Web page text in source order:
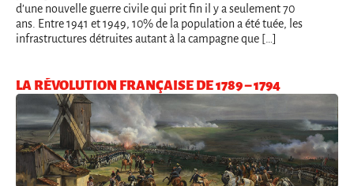
d’une nouvelle guerre civile qui prit fin il y a seulement 70
ans. Entre 1941 et 1949, 10% de la population a été tuée, les
infrastructures détruites autant à la campagne que […]
LA RÉVOLUTION FRANÇAISE DE 1789 – 1794